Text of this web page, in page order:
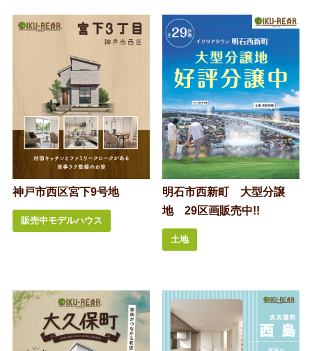
神戸市西区宮下9号地
販売中モデルハウス
明石市西新町 大型分譲
地 29区画販売中!!
土地